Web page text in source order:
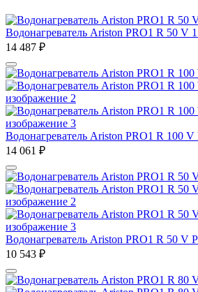
Водонагреватель Ariston PRO1 R 50 V
14 487 ₽
Водонагреватель Ariston PRO1 R 100 V
14 061 ₽
Водонагреватель Ariston PRO1 R 50 V
10 543 ₽